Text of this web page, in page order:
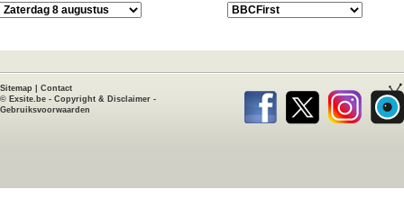
Sitemap
Contact
© Exsite.be - Copyright & Disclaimer -
Gebruiksvoorwaarden